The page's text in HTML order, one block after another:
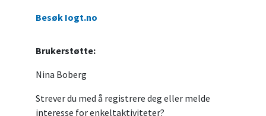
Besøk Iogt.no
Brukerstøtte:
Nina Boberg
Strever du med å registrere deg eller melde
interesse for enkeltaktiviteter?